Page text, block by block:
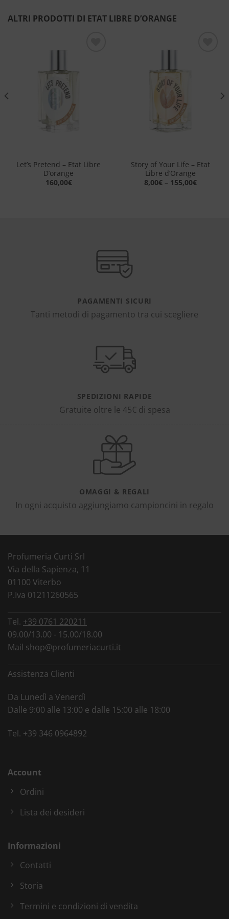
ALTRI PRODOTTI DI ETAT LIBRE D’ORANGE
Let’s Pretend – Etat Libre
D’orange
160,00€
Story of Your Life – Etat
Libre d’Orange
8,00€ – 155,00€
PAGAMENTI SICURI
Tanti metodi di pagamento tra cui scegliere
SPEDIZIONI RAPIDE
Gratuite oltre le 45€ di spesa
OMAGGI & REGALI
In ogni acquisto aggiungiamo campioncini in regalo
Profumeria Curti Srl
Via della Sapienza, 11
01100 Viterbo
P.Iva 01211260565
Tel. +39 0761 220211
09.00/13.00 - 15.00/18.00
Mail shop@profumeriacurti.it
Assistenza Clienti
Da Lunedì a Venerdì
Dalle 9:00 alle 13:00 e dalle 15:00 alle 18:00
Tel. +39 346 0964892
Account
Ordini
Lista dei desideri
Informazioni
Contatti
Storia
Termini e condizioni di vendita